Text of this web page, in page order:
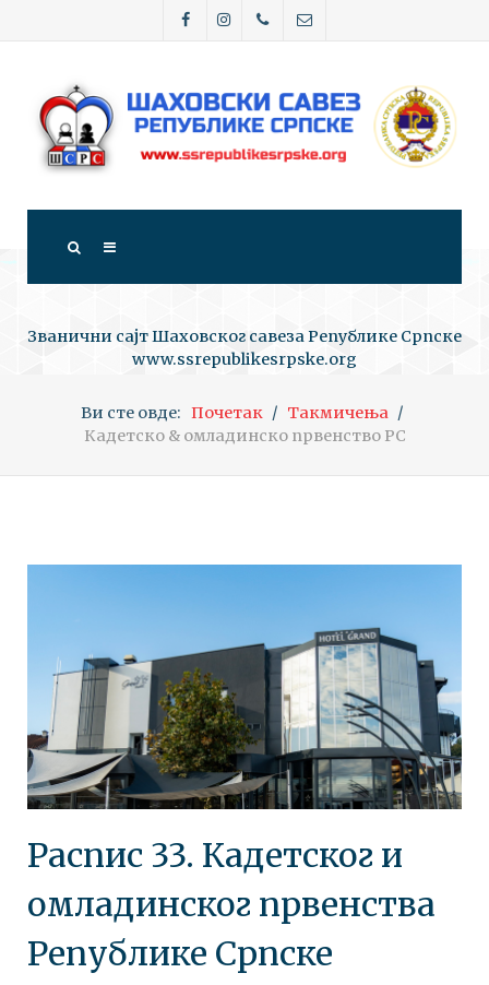
Званични сајт Шаховског савеза Републике Српске
www.ssrepublikesrpske.org
Ви сте овде: Почетак
Такмичења
Кадетско & омладинско првенство РС
Распис 33. Кадетског и
омладинског првенства
Републике Српске